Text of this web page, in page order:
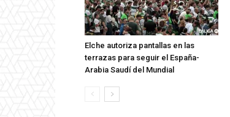
Elche autoriza pantallas en las
terrazas para seguir el España-
Arabia Saudí del Mundial